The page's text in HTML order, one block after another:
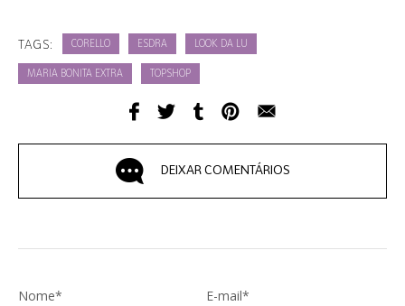
TAGS: CORELLO ESDRA LOOK DA LU
MARIA BONITA EXTRA TOPSHOP
DEIXAR COMENTÁRIOS
Nome* E-mail*